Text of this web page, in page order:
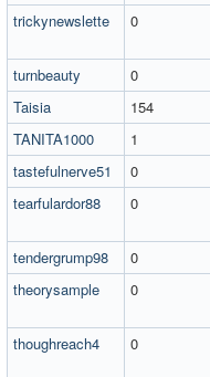
trickynewslette
0
turnbeauty
0
Taisia
154
TANITA1000
1
tastefulnerve51
0
tearfulardor88
0
tendergrump98
0
theorysample
0
thoughreach4
0